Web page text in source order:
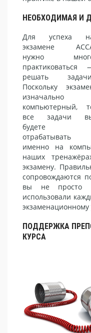
НЕОБХОДИМАЯ И
Для успеха
экзамене
нужно
практиковаться
решать
Поскольку
изначально
компьютерный,
все задачи
будете
отрабатывать
именно на
наших
экзамену.
сопровождаются
вы не просто
использовали
экзаменационному
ПОДДЕРЖКА
КУРСА